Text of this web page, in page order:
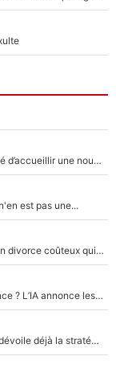
Avant l’annonce de sa première liste, Zidane a décidé d’accueillir une nouvelle tête en équipe de France
est pas une...
Frank McCourt et Pablo Longoria : Les coulisses d’un divorce coûteux qui ruine l’OM à petit feu…
Kylian Mbappé et Lamine Yamal ont de la concurrence ? L’IA annonce les 5 joueurs qui vont dominer le football dans les années à venir !
«On l’achète et on vous le prête» : Fabrizio Romano dévoile déjà la stratégie du PSG avec le transfert de Zion Suzuki !